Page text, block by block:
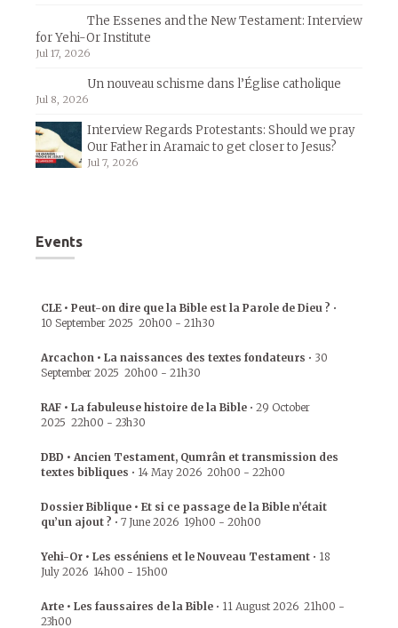
The Essenes and the New Testament: Interview
for Yehi-Or Institute
Jul 17, 2026
Un nouveau schisme dans l’Église catholique
Jul 8, 2026
Interview Regards Protestants: Should we pray
Our Father in Aramaic to get closer to Jesus?
Jul 7, 2026
Events
CLE • Peut-on dire que la Bible est la Parole de Dieu ? •
10 September 2025 20h00 - 21h30
Arcachon • La naissances des textes fondateurs • 30
September 2025 20h00 - 21h30
RAF • La fabuleuse histoire de la Bible • 29 October
2025 22h00 - 23h30
DBD • Ancien Testament, Qumrân et transmission des
textes bibliques • 14 May 2026 20h00 - 22h00
Dossier Biblique • Et si ce passage de la Bible n’était
qu’un ajout ? • 7 June 2026 19h00 - 20h00
Yehi-Or • Les esséniens et le Nouveau Testament • 18
July 2026 14h00 - 15h00
Arte • Les faussaires de la Bible • 11 August 2026 21h00 -
23h00